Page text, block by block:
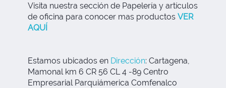
Visita nuestra sección de Papelería y artículos
de oficina para conocer mas productos VER
AQUÍ
Estamos ubicados en Dirección: Cartagena,
Mamonal km 6 CR 56 CL 4 -89 Centro
Empresarial Parquiámerica Comfenalco